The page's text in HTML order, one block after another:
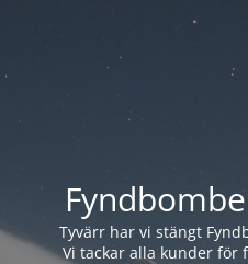
Tyvärr har vi stängt
Vi tackar alla kunder för